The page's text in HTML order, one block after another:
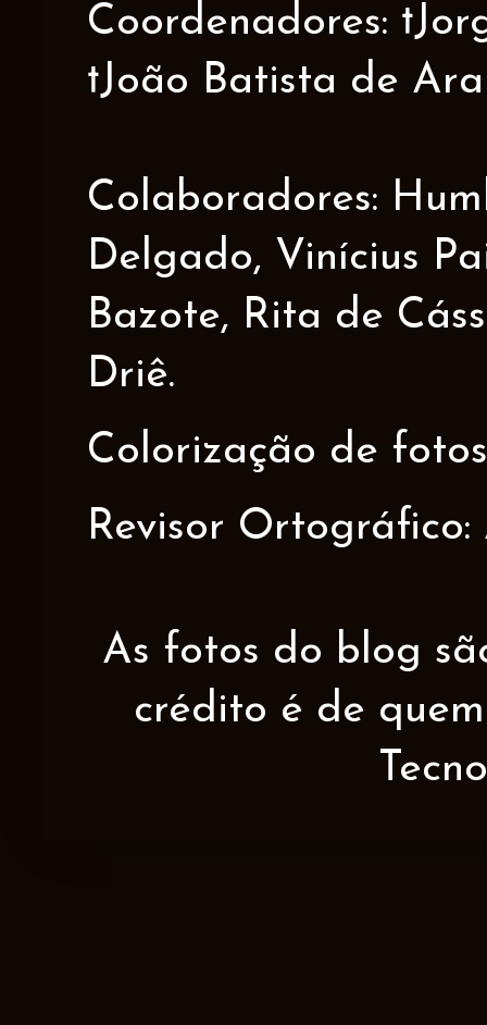
Coordenadores:
†João Batista de
Colaboradores:
Delgado, Vinícius
Bazote, Rita de
Driê.
Colorização de
Revisor Ortográfico:
As fotos do blog
crédito é de